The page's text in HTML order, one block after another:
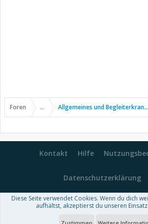
Foren ... Allgemeines und
Kontakt Hilfe
Datenschutzerklärung
Forum software by XenForo™-
Theme designed by
Diese Seite verwendet Cookies. Wenn du dich
aufhältst, akzeptierst du unseren